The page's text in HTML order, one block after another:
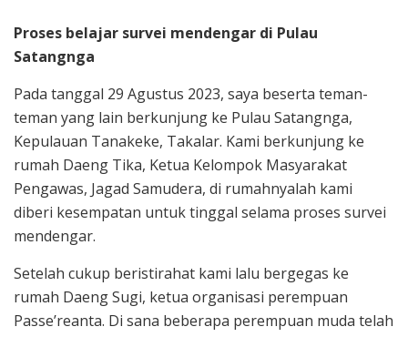
Proses belajar survei mendengar di Pulau
Satangnga
Pada tanggal 29 Agustus 2023, saya beserta teman-
teman yang lain berkunjung ke Pulau Satangnga,
Kepulauan Tanakeke, Takalar. Kami berkunjung ke
rumah Daeng Tika, Ketua Kelompok Masyarakat
Pengawas, Jagad Samudera, di rumahnyalah kami
diberi kesempatan untuk tinggal selama proses survei
mendengar.
Setelah cukup beristirahat kami lalu bergegas ke
rumah Daeng Sugi, ketua organisasi perempuan
Passe’reanta. Di sana beberapa perempuan muda telah